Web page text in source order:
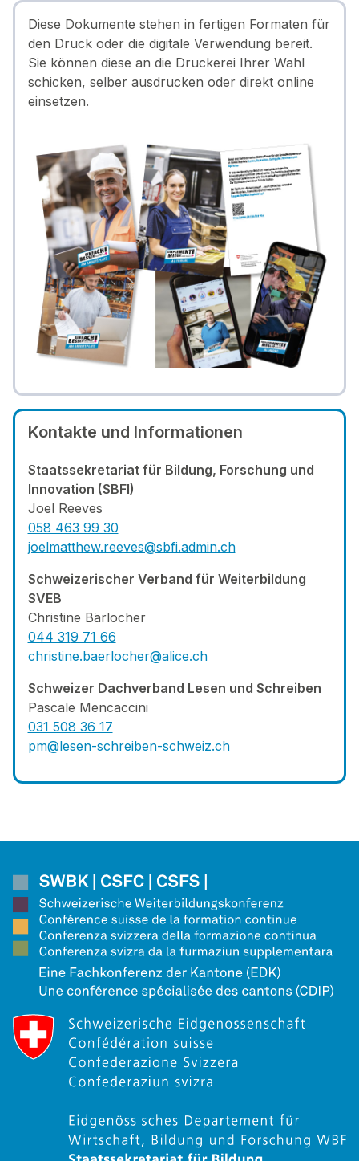
Diese Dokumente stehen in fertigen Formaten für
den Druck oder die digitale Verwendung bereit.
Sie können diese an die Druckerei Ihrer Wahl
schicken, selber ausdrucken oder direkt online
einsetzen.
Kontakte und Informationen
Staatssekretariat für Bildung, Forschung und
Innovation (SBFI)
Joel Reeves
058 463 99 30
joelmatthew.reeves@sbfi.admin.ch
Schweizerischer Verband für Weiterbildung
SVEB
Christine Bärlocher
044 319 71 66
christine.baerlocher@alice.ch
Schweizer Dachverband Lesen und Schreiben
Pascale Mencaccini
031 508 36 17
pm@lesen-schreiben-schweiz.ch